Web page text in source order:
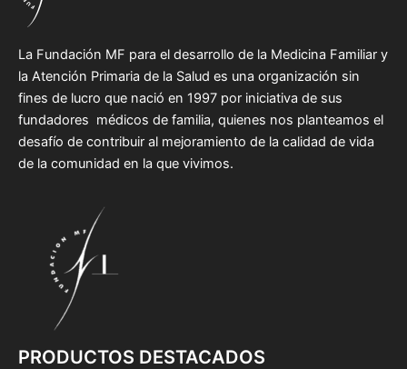
La Fundación MF para el desarrollo de la Medicina Familiar y
la Atención Primaria de la Salud es una organización sin
fines de lucro que nació en 1997 por iniciativa de sus
fundadores médicos de familia, quienes nos planteamos el
desafío de contribuir al mejoramiento de la calidad de vida
de la comunidad en la que vivimos.
PRODUCTOS DESTACADOS